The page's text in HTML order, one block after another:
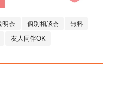
明会 個別相談会 無料
友人同伴OK